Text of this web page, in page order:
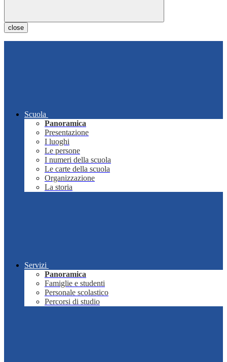
close
Scuola
Panoramica
Presentazione
I luoghi
Le persone
I numeri della scuola
Le carte della scuola
Organizzazione
La storia
Servizi
Panoramica
Famiglie e studenti
Personale scolastico
Percorsi di studio